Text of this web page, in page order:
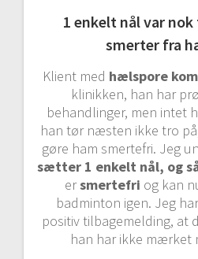
1 enkelt nål var
smerter fra
Klient med hælspore
klinikken, han har
behandlinger, men intet
han tør næsten ikke tro
gøre ham smertefri. Jeg
sætter 1 enkelt nål, og
ersmertefri og kan
badminton igen. Jeg
positiv tilbagemelding, at
han har ikke mærket